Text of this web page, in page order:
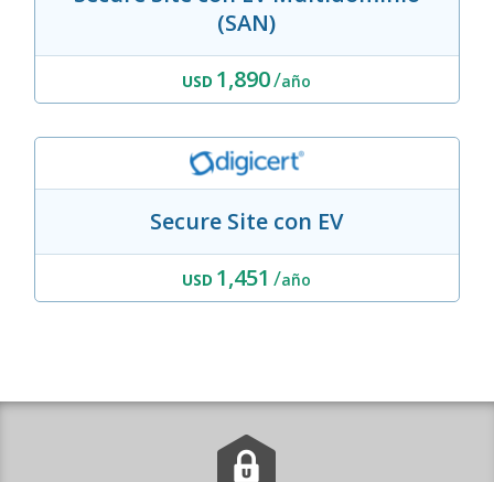
(SAN)
USD1,890/año
Secure Site con EV
USD1,451/año